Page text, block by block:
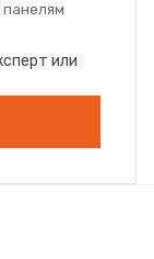
панелям
или